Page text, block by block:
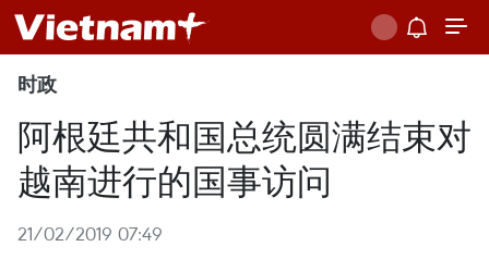
时政
阿根廷共和国总统圆满结束对
越南进行的国事访问
21/02/2019 07:49